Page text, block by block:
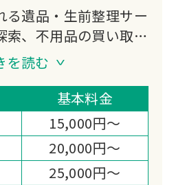
る遺品・生前整理サー
索、不用品の買い取
ミ屋敷対応などをご提
ます。
バーは「日本一真面目
ある事を宣言しま
を読む
基本料金
15,000円～
20,000円～
25,000円～